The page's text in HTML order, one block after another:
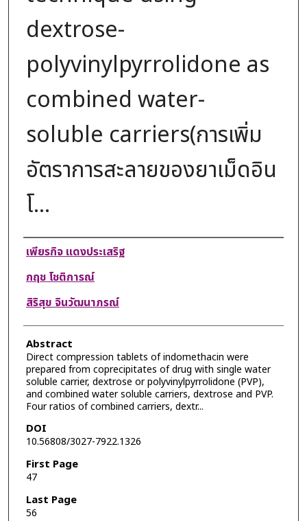
dextrose-
polyvinylpyrrolidone as
combined water-
soluble carriers(การเพิ่ม
อัตราการสะลายของยาเม็ดอิน
โ...
Authors
เพียรกิจ แดงประเสริฐ
กฤช โชติการณ์
สิริสุข จินวัฒนาภรณ์
Abstract
Direct compression tablets of indomethacin were
prepared from coprecipitates of drug with single water
soluble carrier, dextrose or polyvinylpyrrolidone (PVP),
and combined water soluble carriers, dextrose and PVP.
Four ratios of combined carriers, dextr...
DOI
10.56808/3027-7922.1326
First Page
47
Last Page
56